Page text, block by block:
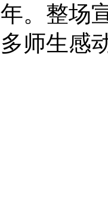
年。整场
多师生感